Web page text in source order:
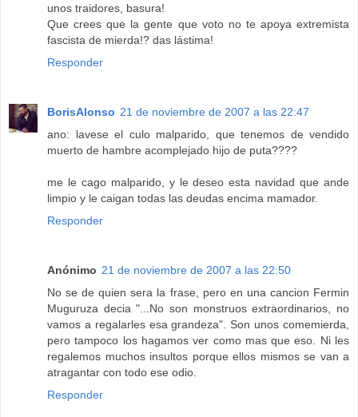
unos traidores, basura!
Que crees que la gente que voto no te apoya extremista
fascista de mierda!? das lástima!
Responder
BorisAlonso 21 de noviembre de 2007 a las 22:47
ano: lavese el culo malparido, que tenemos de vendido
muerto de hambre acomplejado hijo de puta????
me le cago malparido, y le deseo esta navidad que ande
limpio y le caigan todas las deudas encima mamador.
Responder
Anónimo 21 de noviembre de 2007 a las 22:50
No se de quien sera la frase, pero en una cancion Fermin
Muguruza decia "...No son monstruos extraordinarios, no
vamos a regalarles esa grandeza". Son unos comemierda,
pero tampoco los hagamos ver como mas que eso. Ni les
regalemos muchos insultos porque ellos mismos se van a
atragantar con todo ese odio.
Responder